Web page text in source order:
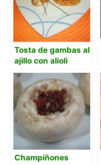
Tosta de gambas al
ajillo con alioli
Champiñones